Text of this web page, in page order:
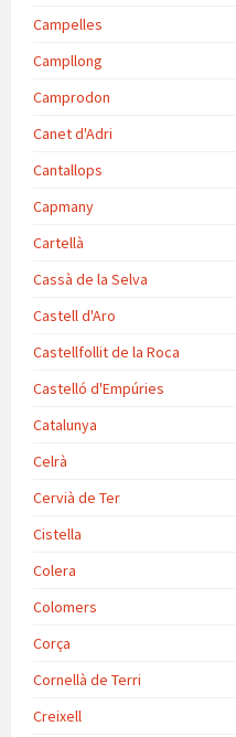
Campelles
Campllong
Camprodon
Canet d'Adri
Cantallops
Capmany
Cartellà
Cassà de la Selva
Castell d'Aro
Castellfollit de la Roca
Castelló d'Empúries
Catalunya
Celrà
Cervià de Ter
Cistella
Colera
Colomers
Corça
Cornellà de Terri
Creixell